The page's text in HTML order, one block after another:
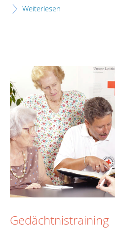
Weiterlesen
Gedächtnistraining